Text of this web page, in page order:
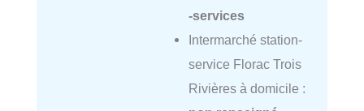
-services
Intermarché station-
service Florac Trois
Rivières à domicile :